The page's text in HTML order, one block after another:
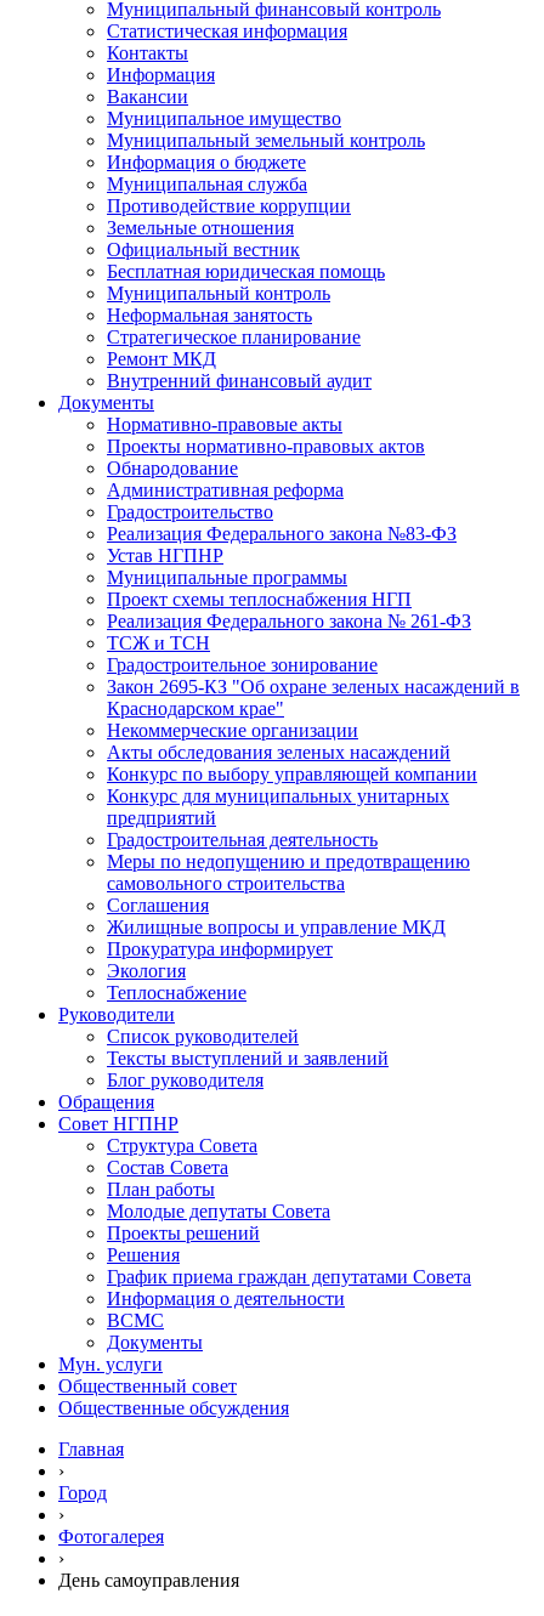
Муниципальный финансовый контроль
Статистическая информация
Контакты
Информация
Вакансии
Муниципальное имущество
Муниципальный земельный контроль
Информация о бюджете
Муниципальная служба
Противодействие коррупции
Земельные отношения
Официальный вестник
Бесплатная юридическая помощь
Муниципальный контроль
Неформальная занятость
Стратегическое планирование
Ремонт МКД
Внутренний финансовый аудит
Документы
Нормативно-правовые акты
Проекты нормативно-правовых актов
Обнародование
Административная реформа
Градостроительство
Реализация Федерального закона №83-ФЗ
Устав НГПНР
Муниципальные программы
Проект схемы теплоснабжения НГП
Реализация Федерального закона № 261-ФЗ
ТСЖ и ТСН
Градостроительное зонирование
Закон 2695-КЗ "Об охране зеленых насаждений в
Краснодарском крае"
Некоммерческие организации
Акты обследования зеленых насаждений
Конкурс по выбору управляющей компании
Конкурс для муниципальных унитарных
предприятий
Градостроительная деятельность
Меры по недопущению и предотвращению
самовольного строительства
Соглашения
Жилищные вопросы и управление МКД
Прокуратура информирует
Экология
Теплоснабжение
Руководители
Список руководителей
Тексты выступлений и заявлений
Блог руководителя
Обращения
Совет НГПНР
Структура Совета
Состав Совета
План работы
Молодые депутаты Совета
Проекты решений
Решения
График приема граждан депутатами Совета
Информация о деятельности
ВСМС
Документы
Мун. услуги
Общественный совет
Общественные обсуждения
Главная
›
Город
›
Фотогалерея
›
День самоуправления